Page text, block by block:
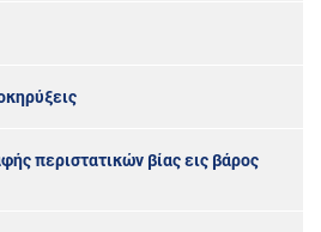
περιστατικών βίας εις βάρος